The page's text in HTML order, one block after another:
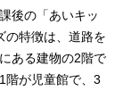
後の「あいキッ
の特徴は、道路を
ある建物の2階で
階が児童館で、3